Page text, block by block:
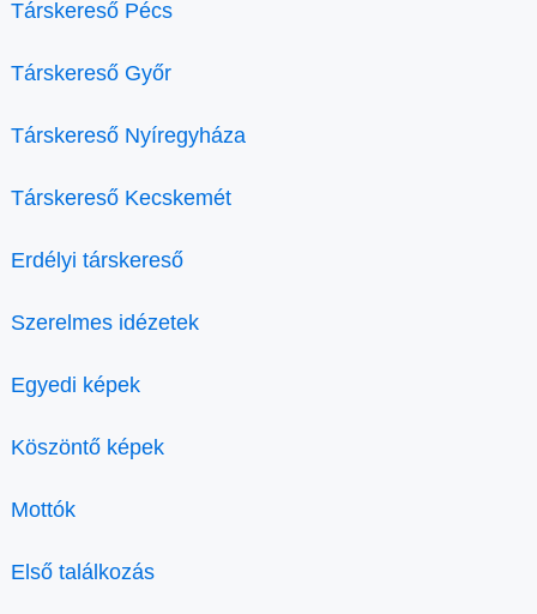
Társkereső Pécs
Társkereső Győr
Társkereső Nyíregyháza
Társkereső Kecskemét
Erdélyi társkereső
Szerelmes idézetek
Egyedi képek
Köszöntő képek
Mottók
Első találkozás